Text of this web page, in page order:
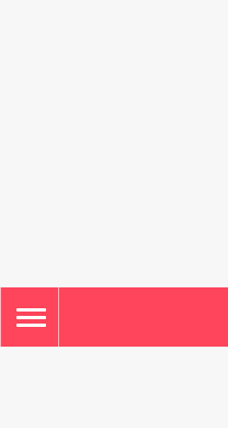
TOGGLE
NAVIGATION